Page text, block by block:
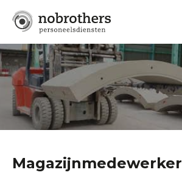
Magazijnmedewerker